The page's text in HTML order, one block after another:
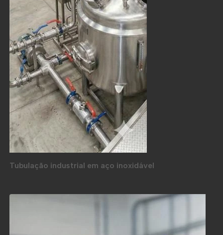
Tubulação industrial em aço inoxidável